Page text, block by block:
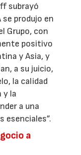
subrayó
se produjo en
Grupo, con
positivo
y Asia, y
a su juicio,
la calidad
y la
a una
esenciales”.
a